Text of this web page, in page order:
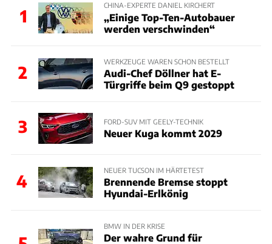
1
CHINA-EXPERTE DANIEL KIRCHERT
„Einige Top-Ten-Autobauer
werden verschwinden“
2
WERKZEUGE WAREN SCHON BESTELLT
Audi-Chef Döllner hat E-
Türgriffe beim Q9 gestoppt
3 FORD-SUV MIT GEELY-TECHNIK
Neuer Kuga kommt 2029
4
NEUER TUCSON IM HÄRTETEST
Brennende Bremse stoppt
Hyundai-Erlkönig
BMW IN DER KRISE
Der wahre Grund für